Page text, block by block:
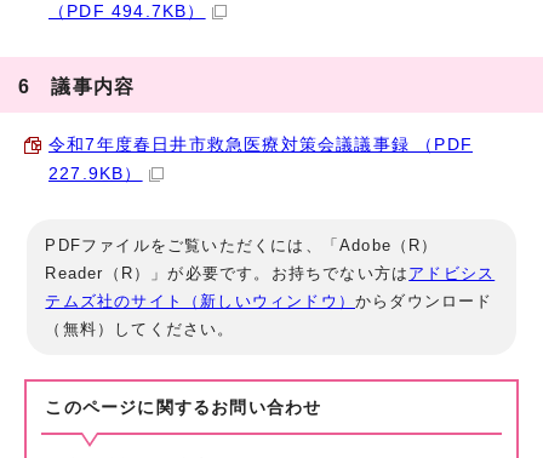
（PDF 494.7KB）
6 議事内容
令和7年度春日井市救急医療対策会議議事録 （PDF
227.9KB）
PDFファイルをご覧いただくには、「Adobe（R）
Reader（R）」が必要です。お持ちでない方は アドビシス
テムズ社のサイト（新しいウィンドウ）からダウンロード
（無料）してください。
このページに関する お問い合わせ